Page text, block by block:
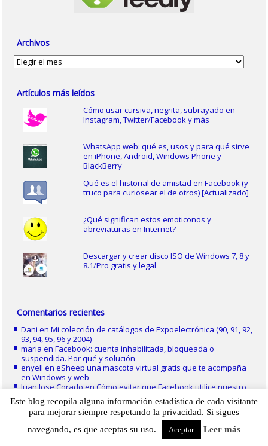
Archivos
Archivos
Artículos más leídos
Cómo usar cursiva, negrita, subrayado en
Instagram, Twitter/Facebook y más
WhatsApp web: qué es, usos y para qué sirve
en iPhone, Android, Windows Phone y
BlackBerry
Qué es el historial de amistad en Facebook (y
truco para curiosear el de otros) [Actualizado]
¿Qué significan estos emoticonos y
abreviaturas en Internet?
Descargar y crear disco ISO de Windows 7, 8 y
8.1/Pro gratis y legal
Comentarios recientes
Dani enMi colección de catálogos de Expoelectrónica (90, 91, 92,
93, 94, 95, 96 y 2004)
maria enFacebook: cuenta inhabilitada, bloqueada o
suspendida. Por qué y solución
enyell eneSheep una mascota virtual gratis que te acompaña
en Windows y web
Juan Jose CoradoenCómo evitar que Facebook utilice nuestro
nombre en sus anuncios
Omar Raúl Olmos AlfonsoenFacebook: cuenta inhabilitada,
bloqueada o suspendida. Por qué y solución
Este blog recopila alguna información estadística de cada visitante
para mejorar siempre respetando la privacidad. Si sigues
navegando, es que aceptas su uso.
Aceptar Leer más